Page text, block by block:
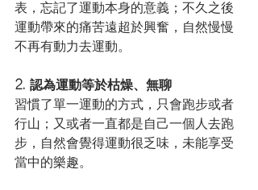
表，忘記了運動本身的意義；不久之後
運動帶來的痛苦遠超於興奮，自然慢慢
不再有動力去運動。
2. 認為運動等於枯燥、無聊
習慣了單一運動的方式，只會跑步或者
行山；又或者一直都是自己一個人去跑
步，自然會覺得運動很乏味，未能享受
當中的樂趣。